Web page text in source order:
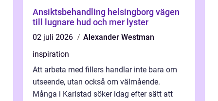
Ansiktsbehandling helsingborg vägen
till lugnare hud och mer lyster
02 juli 2026
Alexander Westman
inspiration
Att arbeta med fillers handlar inte bara om
utseende, utan också om välmående.
Många i Karlstad söker idag efter sätt att